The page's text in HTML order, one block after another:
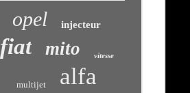
opel
injecteur
fiat mito vitesse
multijet alfa